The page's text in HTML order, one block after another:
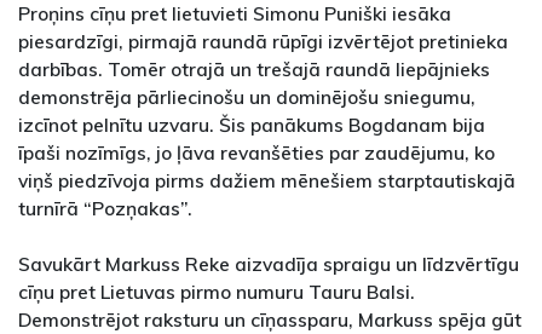
Proņins cīņu pret lietuvieti Simonu Puniški iesāka
piesardzīgi, pirmajā raundā rūpīgi izvērtējot pretinieka
darbības. Tomēr otrajā un trešajā raundā liepājnieks
demonstrēja pārliecinošu un dominējošu sniegumu,
izcīnot pelnītu uzvaru. Šis panākums Bogdanam bija
īpaši nozīmīgs, jo ļāva revanšēties par zaudējumu, ko
viņš piedzīvoja pirms dažiem mēnešiem starptautiskajā
turnīrā “Pozņakas”.
Savukārt Markuss Reke aizvadīja spraigu un līdzvērtīgu
cīņu pret Lietuvas pirmo numuru Tauru Balsi.
Demonstrējot raksturu un cīņassparu, Markuss spēja gūt